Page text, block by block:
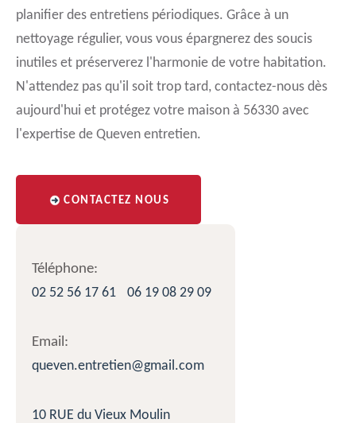
planifier des entretiens périodiques. Grâce à un
nettoyage régulier, vous vous épargnerez des soucis
inutiles et préserverez l'harmonie de votre habitation.
N'attendez pas qu'il soit trop tard, contactez-nous dès
aujourd'hui et protégez votre maison à 56330 avec
l'expertise de Queven entretien.
CONTACTEZ NOUS
Téléphone:
02 52 56 17 61
06 19 08 29 09
Email:
queven.entretien@gmail.com
10 RUE du Vieux Moulin